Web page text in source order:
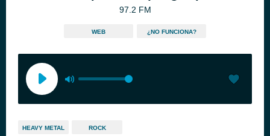
97.2 FM
WEB ¿NO FUNCIONA?
HEAVY METAL ROCK